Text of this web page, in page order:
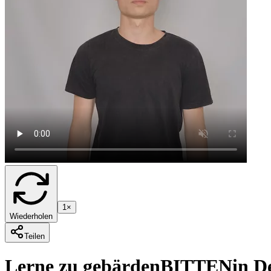
Wiederholen
1×
Teilen
Lerne zu gebärdenBITTENin